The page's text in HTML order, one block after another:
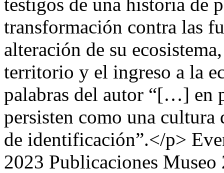
transformación contra las
alteración de su
territorio y el ingreso a la
palabras del autor “[…] en
persisten como una cultura
de identificación”.</p>
2023 Publicaciones Museo